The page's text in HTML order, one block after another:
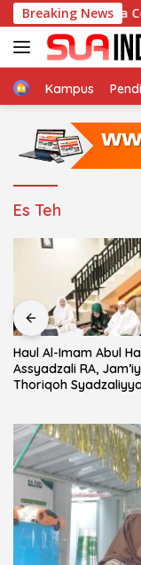
Langsung
ke
konten
Breaking News
An-Nur Desa
HomeKampus
Es Teh
Haul Al-Imam Abul
Assyadzali RA,
Thoriqoh